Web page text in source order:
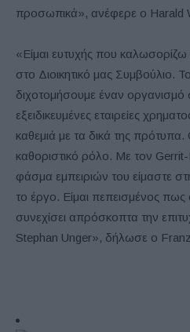
προσωπικά», ανέφερε ο Harald
«Είμαι ευτυχής που
στο Διοικητικό μας Συμβούλιο.
διχοτομήσουμε έναν οργανισμό
εξειδικευμένες εταιρείες
καθεμιά με τα δικά της
καθοριστικό ρόλο. Με τον
φάσμα εμπειριών του είμαστε
το έργο. Είμαι πεπεισμένος
συνεχίσει απρόσκοπτα την
Stephan Unger», δήλωσε ο